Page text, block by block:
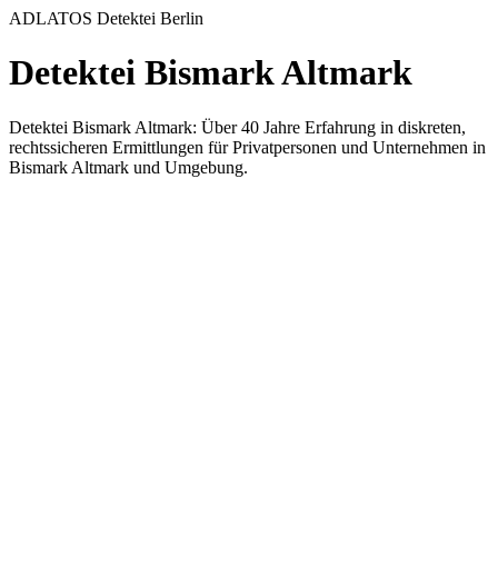
ADLATOS Detektei Berlin
Detektei Bismark Altmark
Detektei Bismark Altmark: Über 40 Jahre Erfahrung in diskreten,
rechtssicheren Ermittlungen für Privatpersonen und Unternehmen in
Bismark Altmark und Umgebung.